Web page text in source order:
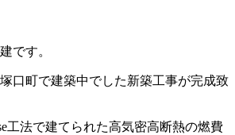
です。
口町で建築中でした新築工事が完成致
工法で建てられた高気密高断熱の燃費